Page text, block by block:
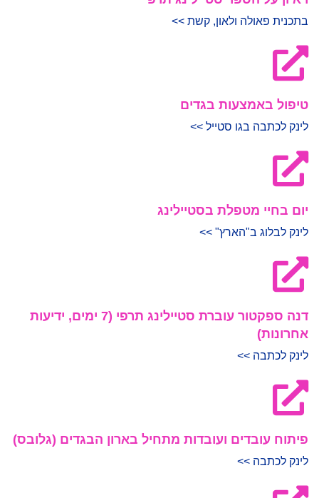
בתכנית פאולה ולאון, קשת >>
טיפול באמצעות בגדים
לינק לכתבה בגו סטייל >>
יום בחיי מטפלת בסטיילינג
לינק לבלוג ב"הארץ" >>
דנה ספקטור עוברת סטיילינג תרפי (7 ימים, ידיעות
אחרונות)
לינק לכתבה >>
פיתוח עובדים ועובדות מתחיל בארון הבגדים (גלובס)
לינק לכתבה >>